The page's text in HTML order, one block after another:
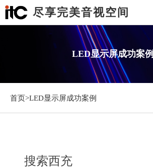
尽享完美音视空间
LED显示屏成功案例
首页>LED显示屏成功案例
搜索西充